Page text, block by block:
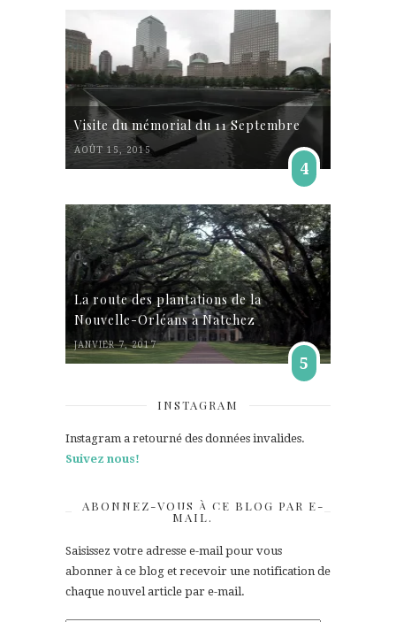
Visite du mémorial du 11 Septembre
AOÛT 15, 2015
4
La route des plantations de la
Nouvelle-Orléans à Natchez
JANVIER 7, 2017
5
INSTAGRAM
Instagram a retourné des données invalides.
Suivez nous!
ABONNEZ-VOUS À CE BLOG PAR E-
MAIL.
Saisissez votre adresse e-mail pour vous
abonner à ce blog et recevoir une notification de
chaque nouvel article par e-mail.